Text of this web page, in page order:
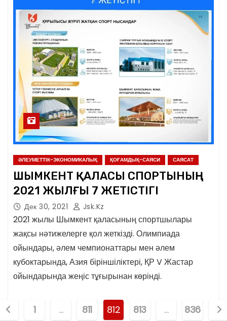
ӘЛЕУМЕТТІК-ЭКОНОМИКАЛЫҚ ҚОҒАМДЫҚ-САЯСИ САЯСАТ
ШЫМКЕНТ ҚАЛАСЫ СПОРТЫНЫҢ
2021 ЖЫЛҒЫ 7 ЖЕТІСТІГІ
Дек 30, 2021 Jsk.kz
2021 жылы Шымкент қаласының спортшылары
жақсы нәтижелерге қол жеткізді. Олимпиада
ойындары, әлем чемпионаттары мен әлем
кубоктарында, Азия біріншіліктері, ҚР V Жастар
ойындарында жеңіс тұғырынан көрінді.
1 … 811 812 813 … 836